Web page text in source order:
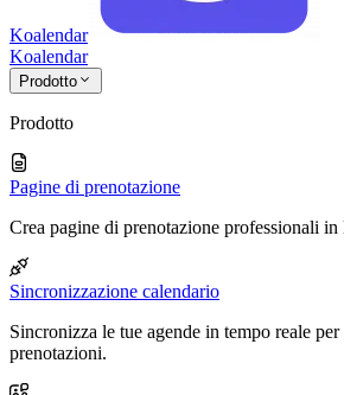
Koalendar
Koalendar
Prodotto
Prodotto
Pagine di prenotazione
Crea pagine di prenotazione professionali
Sincronizzazione calendario
Sincronizza le tue agende in tempo reale
prenotazioni.